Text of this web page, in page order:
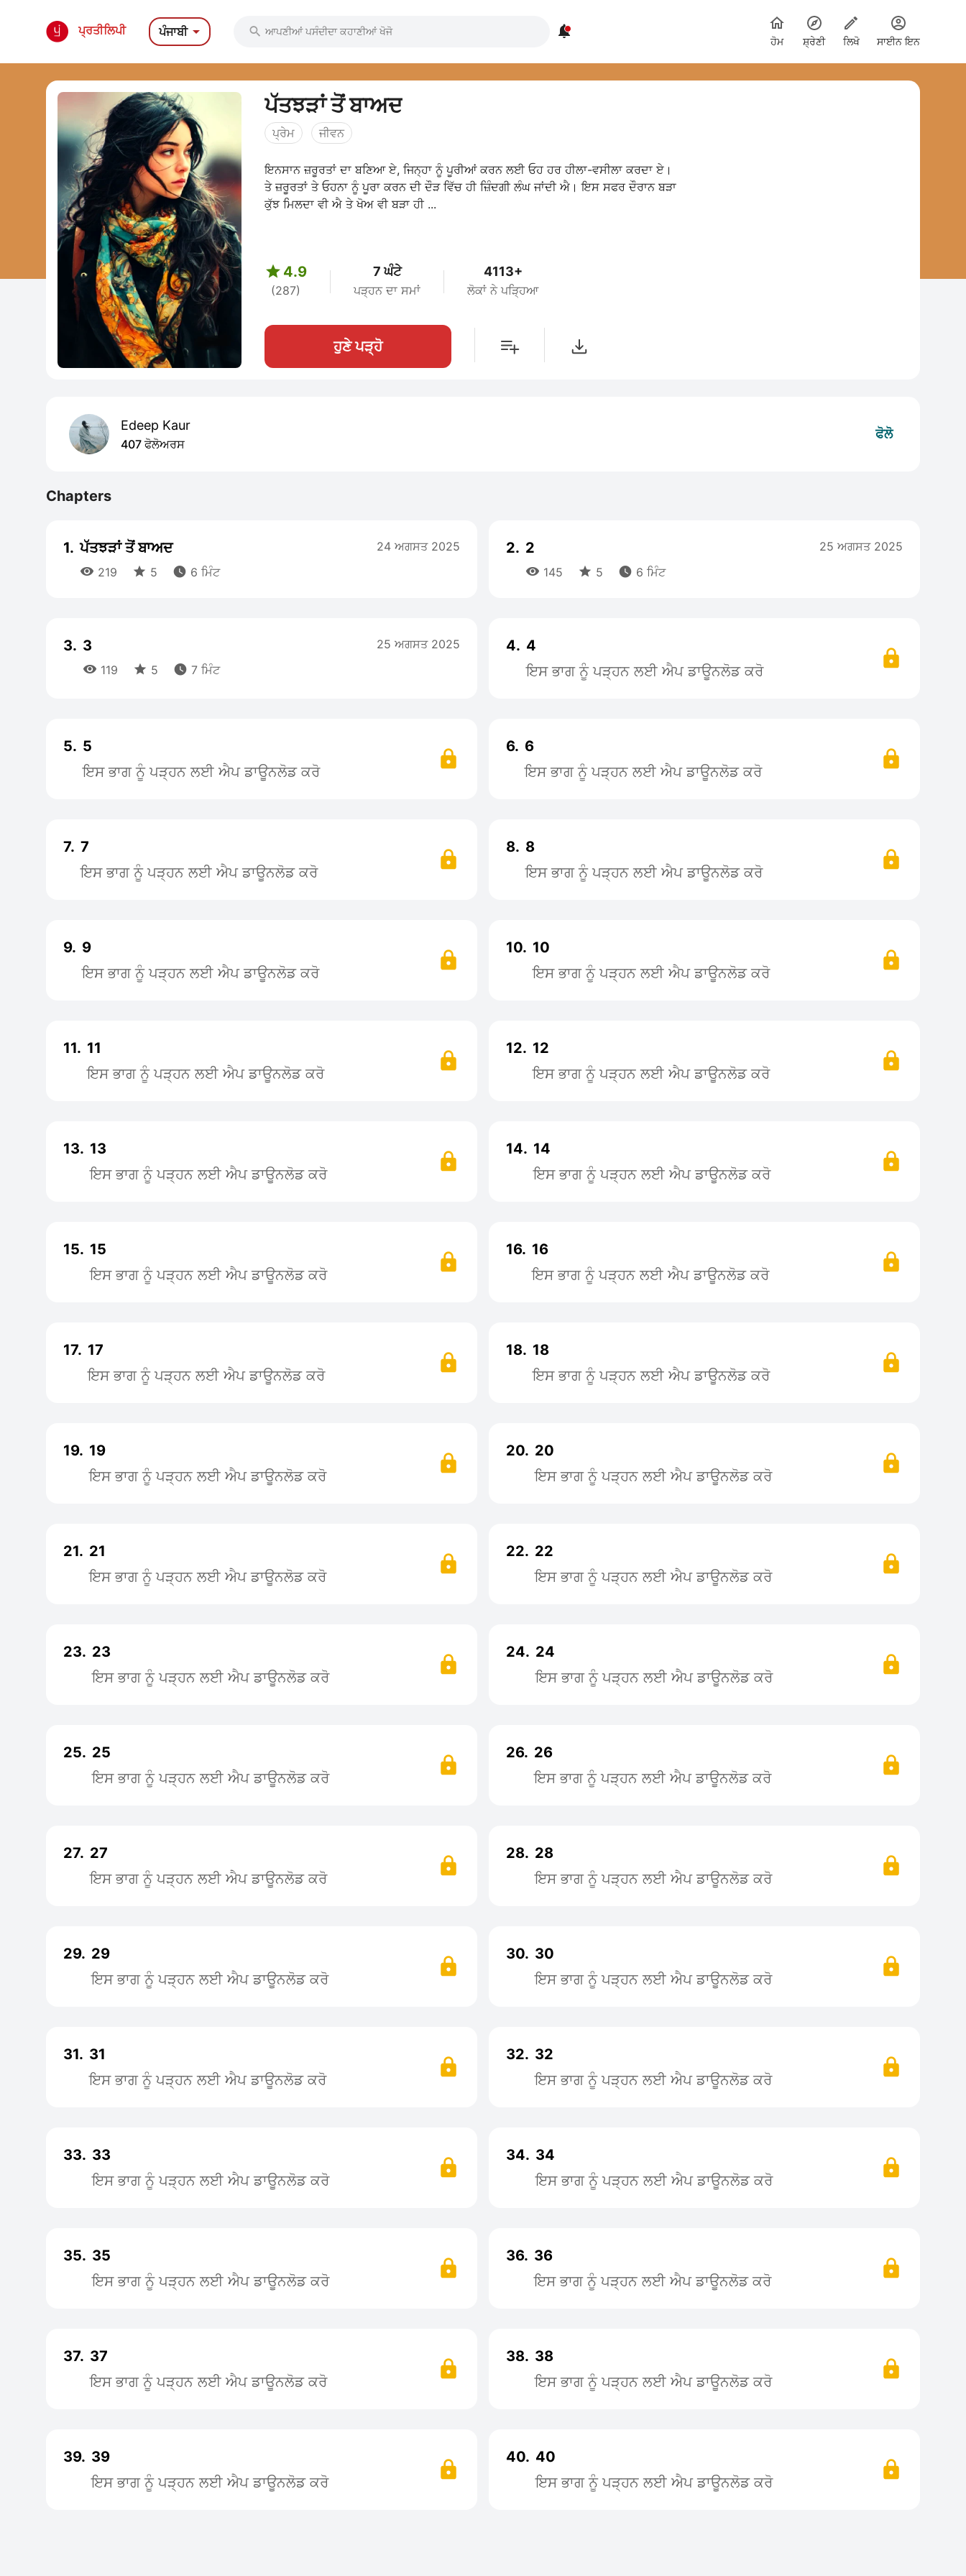
ਪ੍ਰਤੀਲਿਪੀ ਪੰਜਾਬੀ  
ਹੋਮ ਸ਼੍ਰੇਣੀ ਲਿਖੋ ਸਾਈਨ ਇਨ
ਪੱਤਝੜਾਂ ਤੋਂ ਬਾਅਦ
ਪ੍ਰੇਮ ਜੀਵਨ
ਇਨਸਾਨ ਜ਼ਰੂਰਤਾਂ ਦਾ ਬਣਿਆ ਏ, ਜਿਨ੍ਹਾ ਨੂੰ ਪੂਰੀਆਂ ਕਰਨ ਲਈ ਓਹ ਹਰ ਹੀਲਾ-ਵਸੀਲਾ ਕਰਦਾ ਏ।
ਤੇ ਜ਼ਰੂਰਤਾਂ ਤੇ ਓਹਨਾ ਨੂੰ ਪੂਰਾ ਕਰਨ ਦੀ ਦੌੜ ਵਿੱਚ ਹੀ ਜ਼ਿੰਦਗੀ ਲੰਘ ਜਾਂਦੀ ਐ। ਇਸ ਸਫਰ ਦੌਰਾਨ ਬੜਾ
ਕੁੱਝ ਮਿਲਦਾ ਵੀ ਐ ਤੇ ਖੋਅ ਵੀ ਬੜਾ ਹੀ ...
 4.9
(287)
7 ਘੰਟੇ
ਪੜ੍ਹਨ ਦਾ ਸਮਾਂ
4113+
ਲੋਕਾਂ ਨੇ ਪੜ੍ਹਿਆ
ਹੁਣੇ ਪੜ੍ਹੋ
Edeep Kaur
407 ਫੋਲੋਅਰਸ
ਫੋਲੋ
Chapters
1. ਪੱਤਝੜਾਂ ਤੋਂ ਬਾਅਦ
 219  5  6 ਮਿੰਟ
24 ਅਗਸਤ 2025 2. 2
 145  5  6 ਮਿੰਟ
25 ਅਗਸਤ 2025
3. 3
 119  5  7 ਮਿੰਟ
25 ਅਗਸਤ 2025 4. 4
ਇਸ ਭਾਗ ਨੂੰ ਪੜ੍ਹਨ ਲਈ ਐਪ ਡਾਊਨਲੋਡ ਕਰੋ
5. 5
ਇਸ ਭਾਗ ਨੂੰ ਪੜ੍ਹਨ ਲਈ ਐਪ ਡਾਊਨਲੋਡ ਕਰੋ
6. 6
ਇਸ ਭਾਗ ਨੂੰ ਪੜ੍ਹਨ ਲਈ ਐਪ ਡਾਊਨਲੋਡ ਕਰੋ
7. 7
ਇਸ ਭਾਗ ਨੂੰ ਪੜ੍ਹਨ ਲਈ ਐਪ ਡਾਊਨਲੋਡ ਕਰੋ
8. 8
ਇਸ ਭਾਗ ਨੂੰ ਪੜ੍ਹਨ ਲਈ ਐਪ ਡਾਊਨਲੋਡ ਕਰੋ
9. 9
ਇਸ ਭਾਗ ਨੂੰ ਪੜ੍ਹਨ ਲਈ ਐਪ ਡਾਊਨਲੋਡ ਕਰੋ
10. 10
ਇਸ ਭਾਗ ਨੂੰ ਪੜ੍ਹਨ ਲਈ ਐਪ ਡਾਊਨਲੋਡ ਕਰੋ
11. 11
ਇਸ ਭਾਗ ਨੂੰ ਪੜ੍ਹਨ ਲਈ ਐਪ ਡਾਊਨਲੋਡ ਕਰੋ
12. 12
ਇਸ ਭਾਗ ਨੂੰ ਪੜ੍ਹਨ ਲਈ ਐਪ ਡਾਊਨਲੋਡ ਕਰੋ
13. 13
ਇਸ ਭਾਗ ਨੂੰ ਪੜ੍ਹਨ ਲਈ ਐਪ ਡਾਊਨਲੋਡ ਕਰੋ
14. 14
ਇਸ ਭਾਗ ਨੂੰ ਪੜ੍ਹਨ ਲਈ ਐਪ ਡਾਊਨਲੋਡ ਕਰੋ
15. 15
ਇਸ ਭਾਗ ਨੂੰ ਪੜ੍ਹਨ ਲਈ ਐਪ ਡਾਊਨਲੋਡ ਕਰੋ
16. 16
ਇਸ ਭਾਗ ਨੂੰ ਪੜ੍ਹਨ ਲਈ ਐਪ ਡਾਊਨਲੋਡ ਕਰੋ
17. 17
ਇਸ ਭਾਗ ਨੂੰ ਪੜ੍ਹਨ ਲਈ ਐਪ ਡਾਊਨਲੋਡ ਕਰੋ
18. 18
ਇਸ ਭਾਗ ਨੂੰ ਪੜ੍ਹਨ ਲਈ ਐਪ ਡਾਊਨਲੋਡ ਕਰੋ
19. 19
ਇਸ ਭਾਗ ਨੂੰ ਪੜ੍ਹਨ ਲਈ ਐਪ ਡਾਊਨਲੋਡ ਕਰੋ
20. 20
ਇਸ ਭਾਗ ਨੂੰ ਪੜ੍ਹਨ ਲਈ ਐਪ ਡਾਊਨਲੋਡ ਕਰੋ
21. 21
ਇਸ ਭਾਗ ਨੂੰ ਪੜ੍ਹਨ ਲਈ ਐਪ ਡਾਊਨਲੋਡ ਕਰੋ
22. 22
ਇਸ ਭਾਗ ਨੂੰ ਪੜ੍ਹਨ ਲਈ ਐਪ ਡਾਊਨਲੋਡ ਕਰੋ
23. 23
ਇਸ ਭਾਗ ਨੂੰ ਪੜ੍ਹਨ ਲਈ ਐਪ ਡਾਊਨਲੋਡ ਕਰੋ
24. 24
ਇਸ ਭਾਗ ਨੂੰ ਪੜ੍ਹਨ ਲਈ ਐਪ ਡਾਊਨਲੋਡ ਕਰੋ
25. 25
ਇਸ ਭਾਗ ਨੂੰ ਪੜ੍ਹਨ ਲਈ ਐਪ ਡਾਊਨਲੋਡ ਕਰੋ
26. 26
ਇਸ ਭਾਗ ਨੂੰ ਪੜ੍ਹਨ ਲਈ ਐਪ ਡਾਊਨਲੋਡ ਕਰੋ
27. 27
ਇਸ ਭਾਗ ਨੂੰ ਪੜ੍ਹਨ ਲਈ ਐਪ ਡਾਊਨਲੋਡ ਕਰੋ
28. 28
ਇਸ ਭਾਗ ਨੂੰ ਪੜ੍ਹਨ ਲਈ ਐਪ ਡਾਊਨਲੋਡ ਕਰੋ
29. 29
ਇਸ ਭਾਗ ਨੂੰ ਪੜ੍ਹਨ ਲਈ ਐਪ ਡਾਊਨਲੋਡ ਕਰੋ
30. 30
ਇਸ ਭਾਗ ਨੂੰ ਪੜ੍ਹਨ ਲਈ ਐਪ ਡਾਊਨਲੋਡ ਕਰੋ
31. 31
ਇਸ ਭਾਗ ਨੂੰ ਪੜ੍ਹਨ ਲਈ ਐਪ ਡਾਊਨਲੋਡ ਕਰੋ
32. 32
ਇਸ ਭਾਗ ਨੂੰ ਪੜ੍ਹਨ ਲਈ ਐਪ ਡਾਊਨਲੋਡ ਕਰੋ
33. 33
ਇਸ ਭਾਗ ਨੂੰ ਪੜ੍ਹਨ ਲਈ ਐਪ ਡਾਊਨਲੋਡ ਕਰੋ
34. 34
ਇਸ ਭਾਗ ਨੂੰ ਪੜ੍ਹਨ ਲਈ ਐਪ ਡਾਊਨਲੋਡ ਕਰੋ
35. 35
ਇਸ ਭਾਗ ਨੂੰ ਪੜ੍ਹਨ ਲਈ ਐਪ ਡਾਊਨਲੋਡ ਕਰੋ
36. 36
ਇਸ ਭਾਗ ਨੂੰ ਪੜ੍ਹਨ ਲਈ ਐਪ ਡਾਊਨਲੋਡ ਕਰੋ
37. 37
ਇਸ ਭਾਗ ਨੂੰ ਪੜ੍ਹਨ ਲਈ ਐਪ ਡਾਊਨਲੋਡ ਕਰੋ
38. 38
ਇਸ ਭਾਗ ਨੂੰ ਪੜ੍ਹਨ ਲਈ ਐਪ ਡਾਊਨਲੋਡ ਕਰੋ
39. 39
ਇਸ ਭਾਗ ਨੂੰ ਪੜ੍ਹਨ ਲਈ ਐਪ ਡਾਊਨਲੋਡ ਕਰੋ
40. 40
ਇਸ ਭਾਗ ਨੂੰ ਪੜ੍ਹਨ ਲਈ ਐਪ ਡਾਊਨਲੋਡ ਕਰੋ